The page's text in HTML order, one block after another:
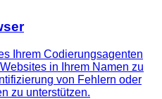
Ihrem Codierungsagenten
in Ihrem Namen zu
von Fehlern oder
zu unterstützen.